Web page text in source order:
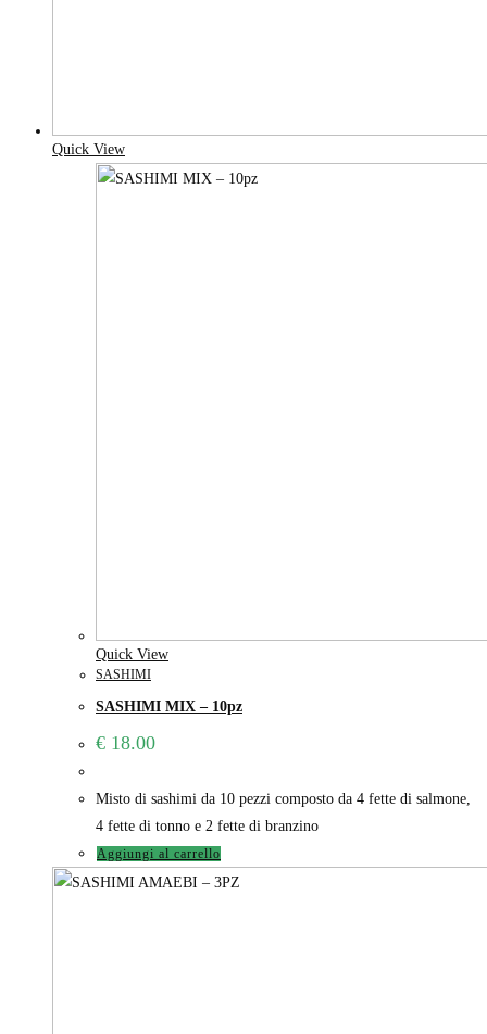
Quick View
Quick View
SASHIMI
SASHIMI MIX – 10pz
€ 18.00
Misto di sashimi da 10 pezzi composto da 4 fette di salmone,
4 fette di tonno e 2 fette di branzino
Aggiungi al carrello